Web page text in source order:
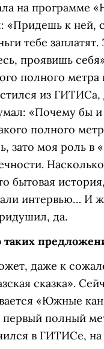
на программе
«Придешь к ней,
тебе заплатят.
проявишь
полного
из ГИТИСа,
«Почему бы и
полного
зато моя роль в
бытовая
интервью… И
да.
даже к
сказка».
«Южные
полный
в ГИТИСе, на